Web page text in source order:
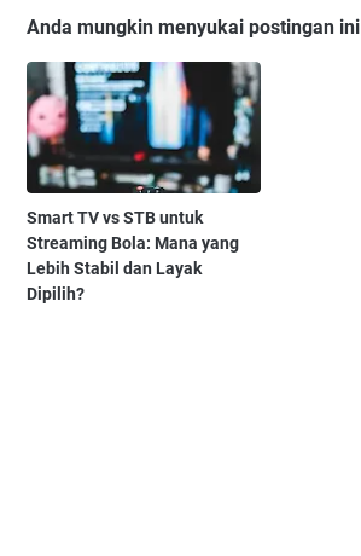
Anda mungkin menyukai postingan ini
Smart TV vs STB untuk
Streaming Bola: Mana yang
Lebih Stabil dan Layak
Dipilih?